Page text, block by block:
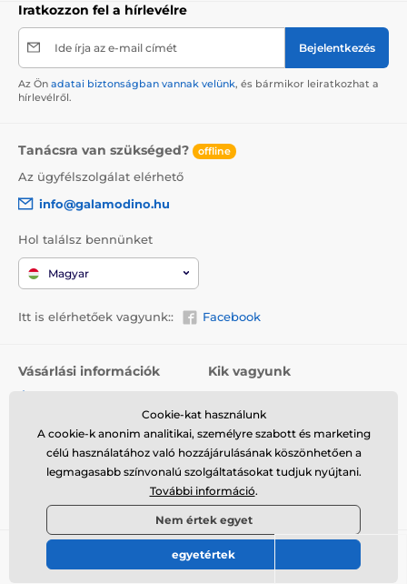
Iratkozzon fel a hírlevélre
Ide írja az e-mail címét Bejelentkezés
Az Ön adatai biztonságban vannak velünk, és bármikor leiratkozhat a
hírlevélről.
Tanácsra van szükséged? offline
Az ügyfélszolgálat elérhető
info@galamodino.hu
Hol találsz bennünket
Magyar
Itt is elérhetőek vagyunk:: Facebook
Vásárlási információk
Szállítás
Visszaküldés és reklamáció
Kik vagyunk
Elérhetőségek
Együttműködés a
Galamodinóval
© 2026 www.galamodino.hu ⦁ Webshop szolgáltatónk a
Cookie-kat használunk
A cookie-k anonim analitikai, személyre szabott és marketing
célú használatához való hozzájárulásának köszönhetően a
legmagasabb színvonalú szolgáltatásokat tudjuk nyújtani.
További információ.
Nem értek egyet
egyetértek